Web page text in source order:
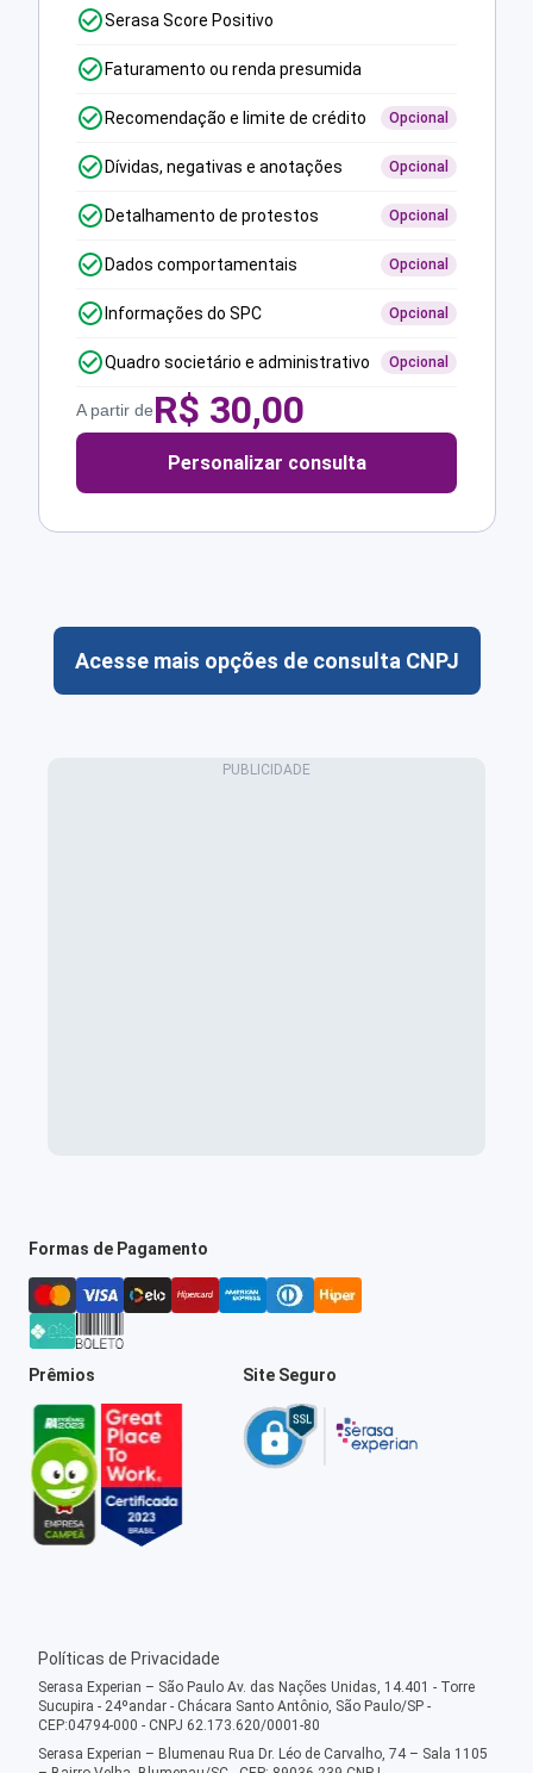
Serasa Score Positivo
Faturamento ou renda presumida
Recomendação e limite de crédito Opcional
Dívidas, negativas e anotações Opcional
Detalhamento de protestos Opcional
Dados comportamentais Opcional
Informações do SPC Opcional
Quadro societário e administrativo Opcional
A partir deR$ 30,00
Personalizar consulta
Acesse mais opções de consulta CNPJ
Formas de Pagamento
Prêmios Site Seguro
Políticas de Privacidade
Serasa Experian – São Paulo Av. das Nações Unidas, 14.401 - Torre
Sucupira - 24ºandar - Chácara Santo Antônio, São Paulo/SP -
CEP:04794-000 - CNPJ 62.173.620/0001-80
Serasa Experian – Blumenau Rua Dr. Léo de Carvalho, 74 – Sala 1105